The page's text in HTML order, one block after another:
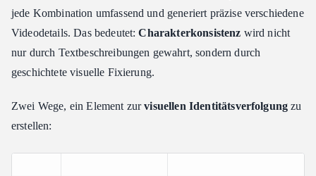
jede Kombination umfassend und generiert präzise verschiedene
Videodetails. Das bedeutet:Charakterkonsistenz wird nicht
nur durch Textbeschreibungen gewahrt, sondern durch
geschichtete visuelle Fixierung.
Zwei Wege, ein Element zurvisuellen Identitätsverfolgung zu
erstellen: